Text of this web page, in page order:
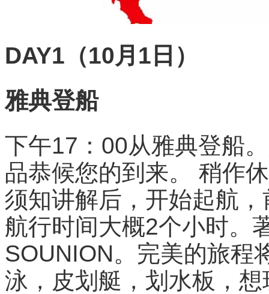
DAY1（10月1日）
雅典登船
下午17：00从雅典登船
品恭候您的到来。 稍作
须知讲解后，开始起航
航行时间大概2个小时。
SOUNION。完美的旅程
泳，皮划艇，划水板，